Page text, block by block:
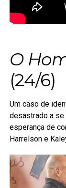
O
(24/6)
Um caso de
desastrado a se
esperança de
Harrelson e